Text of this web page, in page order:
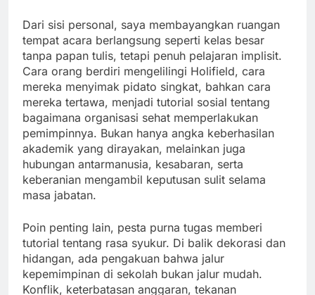
Dari sisi personal, saya membayangkan ruangan
tempat acara berlangsung seperti kelas besar
tanpa papan tulis, tetapi penuh pelajaran implisit.
Cara orang berdiri mengelilingi Holifield, cara
mereka menyimak pidato singkat, bahkan cara
mereka tertawa, menjadi tutorial sosial tentang
bagaimana organisasi sehat memperlakukan
pemimpinnya. Bukan hanya angka keberhasilan
akademik yang dirayakan, melainkan juga
hubungan antarmanusia, kesabaran, serta
keberanian mengambil keputusan sulit selama
masa jabatan.
Poin penting lain, pesta purna tugas memberi
tutorial tentang rasa syukur. Di balik dekorasi dan
hidangan, ada pengakuan bahwa jalur
kepemimpinan di sekolah bukan jalur mudah.
Konflik, keterbatasan anggaran, tekanan